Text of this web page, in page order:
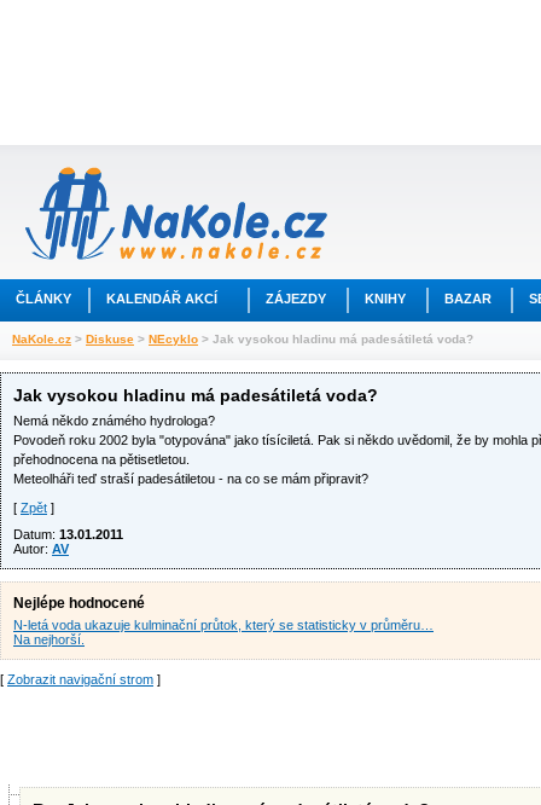
ČLÁNKY KALENDÁŘ AKCÍ ZÁJEZDY KNIHY BAZAR
NaKole.cz > Diskuse > NEcyklo > Jak vysokou hladinu má padesátiletá voda?
Jak vysokou hladinu má padesátiletá voda?
Nemá někdo známého hydrologa?
Povodeň roku 2002 byla "otypována" jako tísíciletá. Pak si někdo uvědomil, že by mohla
přehodnocena na pětisetletou.
Meteolháři teď straší padesátiletou - na co se mám připravit?
[ Zpět ]
Datum: 13.01.2011
Autor: AV
Nejlépe hodnocené
N-letá voda ukazuje kulminační průtok, který se statisticky v průměru…
Na nejhorší.
[ Zobrazit navigační strom ]